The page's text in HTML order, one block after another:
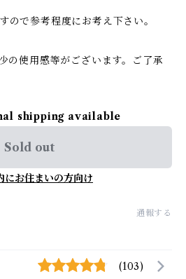
ので参考程度にお考え下さい。
の使用感等がございます。ご了承
shipping available
Sold out
にお住まいの方向け
通報する
(103)